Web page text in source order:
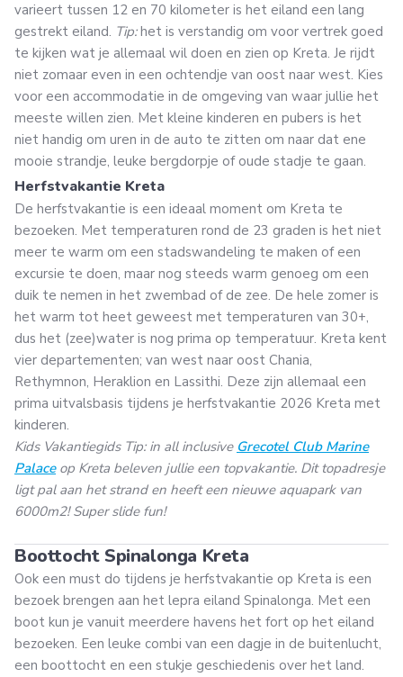
varieert tussen 12 en 70 kilometer is het eiland een lang
gestrekt eiland. Tip:het is verstandig om voor vertrek goed
te kijken wat je allemaal wil doen en zien op Kreta. Je rijdt
niet zomaar even in een ochtendje van oost naar west. Kies
voor een accommodatie in de omgeving van waar jullie het
meeste willen zien. Met kleine kinderen en pubers is het
niet handig om uren in de auto te zitten om naar dat ene
mooie strandje, leuke bergdorpje of oude stadje te gaan.
Herfstvakantie Kreta
De herfstvakantie is een ideaal moment om Kreta te
bezoeken. Met temperaturen rond de 23 graden is het niet
meer te warm om een stadswandeling te maken of een
excursie te doen, maar nog steeds warm genoeg om een
duik te nemen in het zwembad of de zee. De hele zomer is
het warm tot heet geweest met temperaturen van 30+,
dus het (zee)water is nog prima op temperatuur. Kreta kent
vier departementen; van west naar oost Chania,
Rethymnon, Heraklion en Lassithi. Deze zijn allemaal een
prima uitvalsbasis tijdens je herfstvakantie 2026 Kreta met
kinderen.
Kids Vakantiegids Tip: in all inclusive Grecotel Club Marine
Palaceop Kreta beleven jullie een topvakantie. Dit topadresje
ligt pal aan het strand en heeft een nieuwe aquapark van
6000m2! Super slide fun!
Boottocht Spinalonga Kreta
Ook een must do tijdens je herfstvakantie op Kreta is een
bezoek brengen aan het lepra eiland Spinalonga. Met een
boot kun je vanuit meerdere havens het fort op het eiland
bezoeken. Een leuke combi van een dagje in de buitenlucht,
een boottocht en een stukje geschiedenis over het land.